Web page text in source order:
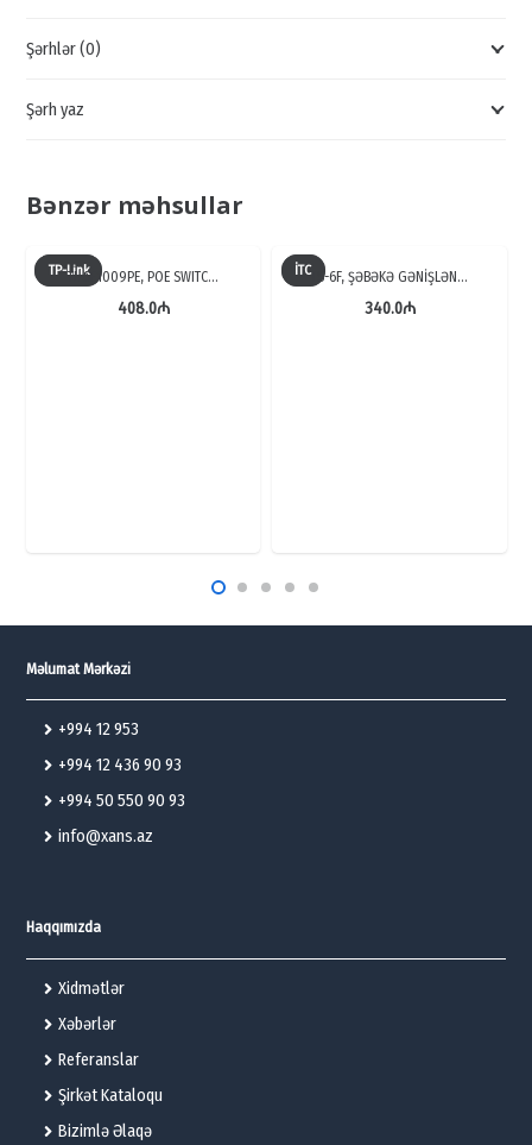
quantity
Şərhlər (0)
Şərh yaz
Bənzər məhsullar
TP-LinkTL-SF1009PE, POE SWITC…
408.0₼
İTCTS-6F, ŞƏBƏKƏ GƏNİŞLƏN…
340.0₼
Məlumat Mərkəzi
+994 12 953
+994 12 436 90 93
+994 50 550 90 93
info@xans.az
Haqqımızda
Xidmətlər
Xəbərlər
Referanslar
Şirkət Kataloqu
Bizimlə Əlaqə